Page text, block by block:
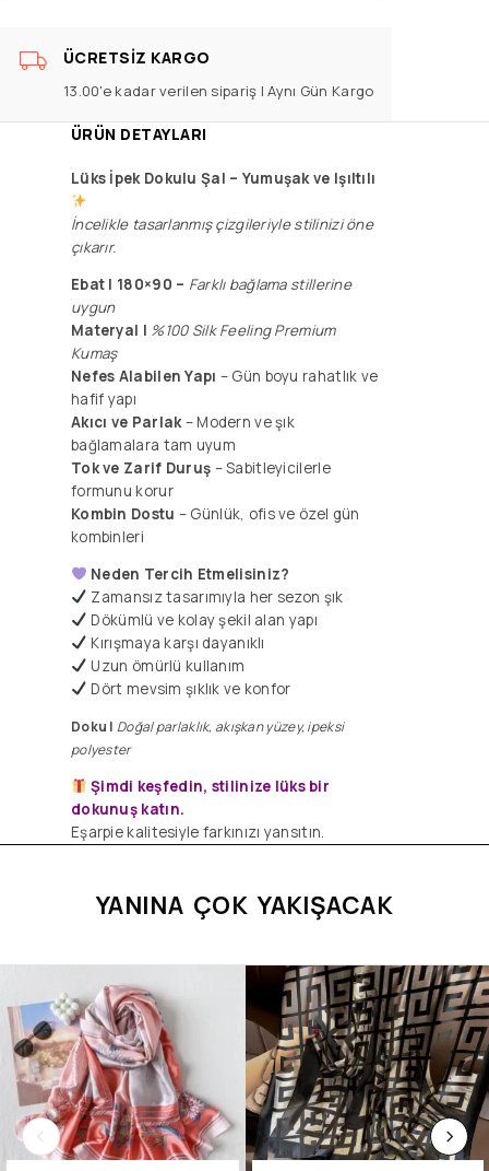
ÜCRETSIZ KARGO
13.00'e kadar verilen sipariş | Aynı Gün Kargo
ÜRÜN DETAYLARI
Lüks İpek Dokulu Şal – Yumuşak ve Işıltılı
İncelikle tasarlanmış çizgileriyle stilinizi öne
çıkarır.
Ebat | 180×90 – Farklı bağlama stillerine
uygun
Materyal | %100 Silk Feeling Premium
Kumaş
Nefes Alabilen Yapı – Gün boyu rahatlık ve
hafif yapı
Akıcı ve Parlak– Modern ve şık
bağlamalara tam uyum
Tok ve Zarif Duruş – Sabitleyicilerle
formunu korur
Kombin Dostu – Günlük, ofis ve özel gün
kombinleri
Neden Tercih Etmelisiniz?
Zamansız tasarımıyla her sezon şık
Dökümlü ve kolay şekil alan yapı
​Kırışmaya karşı dayanıklı
Uzun ömürlü kullanım
Dört mevsim şıklık ve konfor
Doku | Doğal parlaklık, akışkan yüzey, ipeksi
polyester
Şimdi keşfedin, stilinize lüks bir
dokunuş katın.
Eşarpie kalitesiyle farkınızı yansıtın.
YANINA ÇOK YAKIŞACAK